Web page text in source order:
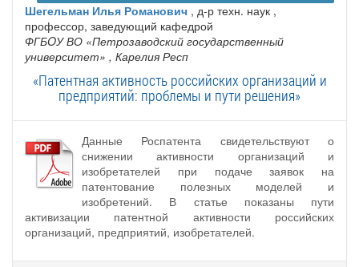
Шегельман Илья Романович , д-р техн. наук ,
профессор, заведующий кафедрой
ФГБOУ ВО «Петрозаводский государственный
университет» , Карелия Респ
«Патентная активность российских организаций и
предприятий: проблемы и пути решения»
Данные Роспатента свидетельствуют о
снижении активности организаций и
изобретателей при подаче заявок на
патентование полезных моделей и
изобретений. В статье показаны пути
активизации патентной активности российских
организаций, предприятий, изобретателей.